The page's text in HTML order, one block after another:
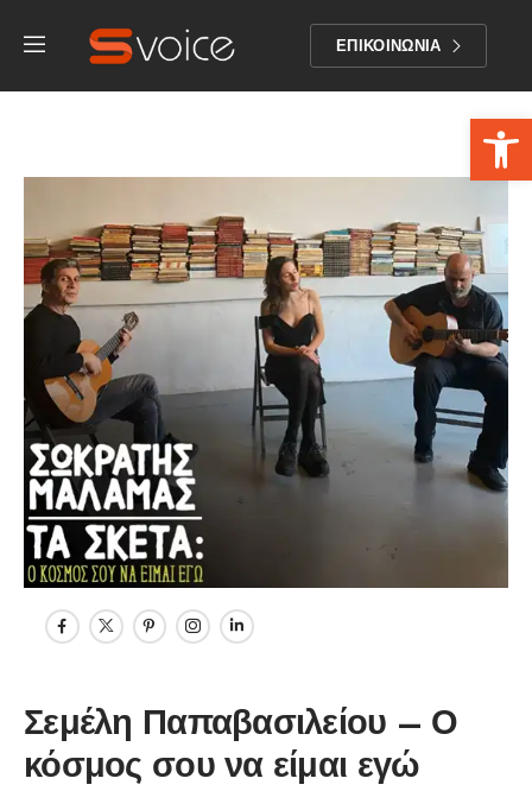
ΕΠΙΚΟΙΝΩΝΙΑ
Σεμέλη Παπαβασιλείου – Ο
κόσμος σου να είμαι εγώ